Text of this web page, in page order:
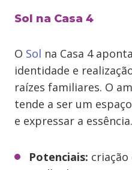
Sol na Casa 4
O Sol na Casa 4
identidade e
raízes familiares. O
tende a ser um
e expressar a essência.
Potenciais: